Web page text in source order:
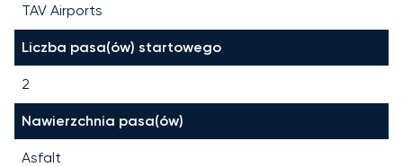
TAV Airports
Liczba pasa(ów) startowego
2
Nawierzchnia pasa(ów)
Asfalt